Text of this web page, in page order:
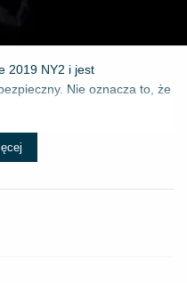
2019 NY2 i jest
Nie oznacza to, że